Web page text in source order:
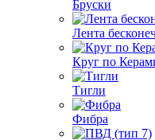
Бруски
Лента
Круг по
Тигли
Фибра